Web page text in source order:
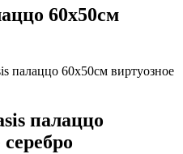
60х50см
палаццо 60х50см виртуозное
палаццо